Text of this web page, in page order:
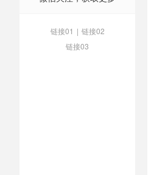
链接01 | 链接02
链接03